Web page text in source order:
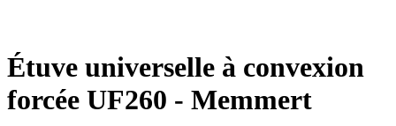
Étuve universelle à convexion
forcée UF260 - Memmert